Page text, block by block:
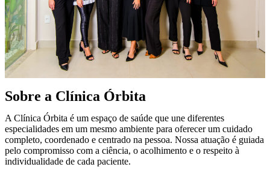
Sobre a Clínica Órbita
A Clínica Órbita é um espaço de saúde que une diferentes
especialidades em um mesmo ambiente para oferecer um cuidado
completo, coordenado e centrado na pessoa. Nossa atuação é guiada
pelo compromisso com a ciência, o acolhimento e o respeito à
individualidade de cada paciente.